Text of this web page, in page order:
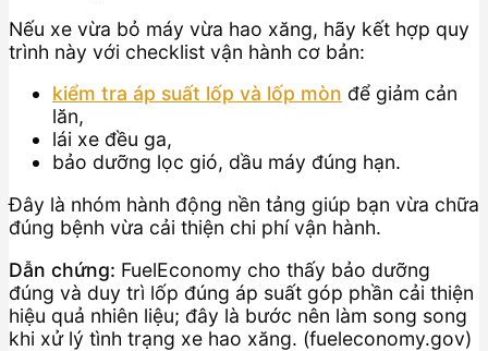
Nếu xe vừa bỏ máy vừa hao xăng, hãy kết hợp quy
trình này với checklist vận hành cơ bản:
kiểm tra áp suất lốp và lốp mòn để giảm cản
lăn,
lái xe đều ga,
bảo dưỡng lọc gió, dầu máy đúng hạn.
Đây là nhóm hành động nền tảng giúp bạn vừa chữa
đúng bệnh vừa cải thiện chi phí vận hành.
Dẫn chứng: FuelEconomy cho thấy bảo dưỡng
đúng và duy trì lốp đúng áp suất góp phần cải thiện
hiệu quả nhiên liệu; đây là bước nên làm song song
khi xử lý tình trạng xe hao xăng. (fueleconomy.gov)